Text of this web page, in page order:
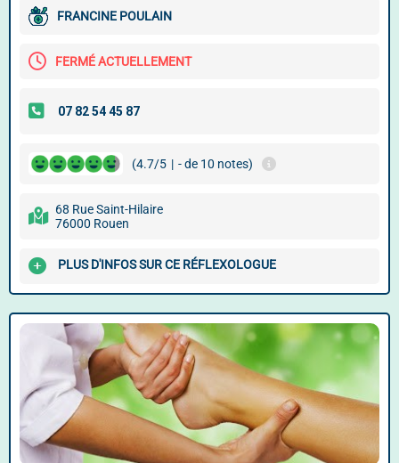
FRANCINE POULAIN
FERMÉ ACTUELLEMENT
(4.7/5 | - de 10 notes)
68 Rue Saint-Hilaire
76000 Rouen
PLUS D'INFOS SUR CE RÉFLEXOLOGUE